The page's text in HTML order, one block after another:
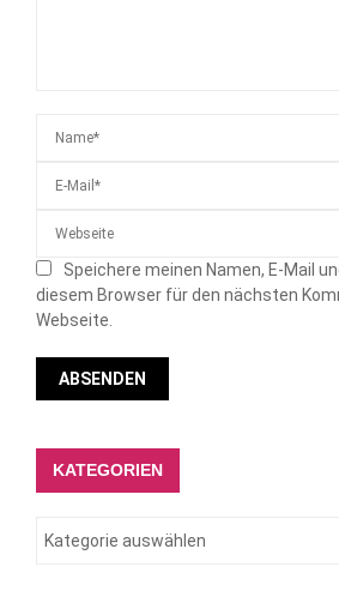
Speichere meinen Namen, E-Mail
diesem Browser für den nächsten
Webseite.
KATEGORIEN